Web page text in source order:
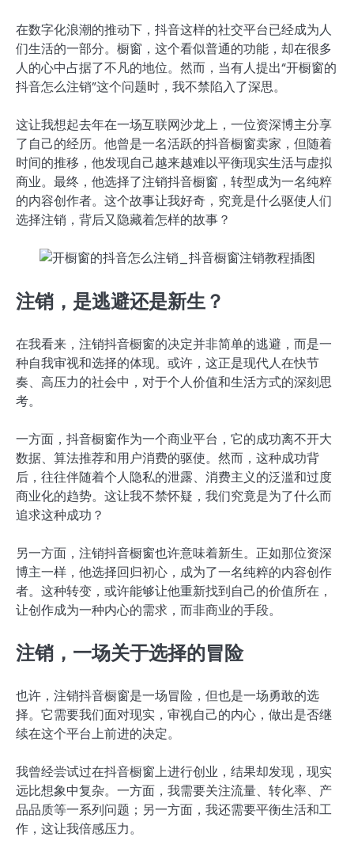
在数字化浪潮的推动下，抖音这样的社交平台已经成为人
们生活的一部分。橱窗，这个看似普通的功能，却在很多
人的心中占据了不凡的地位。然而，当有人提出“开橱窗的
抖音怎么注销”这个问题时，我不禁陷入了深思。
这让我想起去年在一场互联网沙龙上，一位资深博主分享
了自己的经历。他曾是一名活跃的抖音橱窗卖家，但随着
时间的推移，他发现自己越来越难以平衡现实生活与虚拟
商业。最终，他选择了注销抖音橱窗，转型成为一名纯粹
的内容创作者。这个故事让我好奇，究竟是什么驱使人们
选择注销，背后又隐藏着怎样的故事？
注销，是逃避还是新生？
在我看来，注销抖音橱窗的决定并非简单的逃避，而是一
种自我审视和选择的体现。或许，这正是现代人在快节
奏、高压力的社会中，对于个人价值和生活方式的深刻思
考。
一方面，抖音橱窗作为一个商业平台，它的成功离不开大
数据、算法推荐和用户消费的驱使。然而，这种成功背
后，往往伴随着个人隐私的泄露、消费主义的泛滥和过度
商业化的趋势。这让我不禁怀疑，我们究竟是为了什么而
追求这种成功？
另一方面，注销抖音橱窗也许意味着新生。正如那位资深
博主一样，他选择回归初心，成为了一名纯粹的内容创作
者。这种转变，或许能够让他重新找到自己的价值所在，
让创作成为一种内心的需求，而非商业的手段。
注销，一场关于选择的冒险
也许，注销抖音橱窗是一场冒险，但也是一场勇敢的选
择。它需要我们面对现实，审视自己的内心，做出是否继
续在这个平台上前进的决定。
我曾经尝试过在抖音橱窗上进行创业，结果却发现，现实
远比想象中复杂。一方面，我需要关注流量、转化率、产
品品质等一系列问题；另一方面，我还需要平衡生活和工
作，这让我倍感压力。